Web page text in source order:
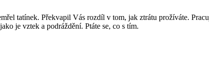
tatínek. Překvapil Vás rozdíl v tom, jak ztrátu prožíváte.
je vztek a podráždění. Ptáte se, co s tím.